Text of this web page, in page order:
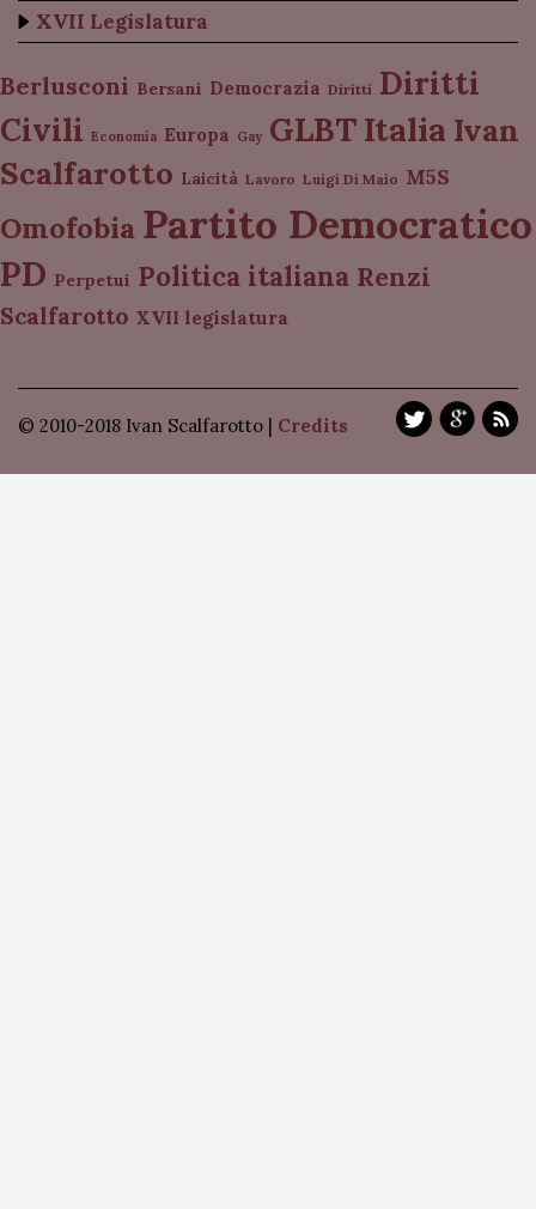
XVII Legislatura
Berlusconi Bersani Democrazia Diritti Diritti
Civili Economia Europa Gay GLBT Italia Ivan
Scalfarotto Laicità Lavoro Luigi Di Maio M5S
Omofobia Partito Democratico
PD Perpetui Politica italiana Renzi
Scalfarotto XVII legislatura
© 2010-2018 Ivan Scalfarotto | Credits